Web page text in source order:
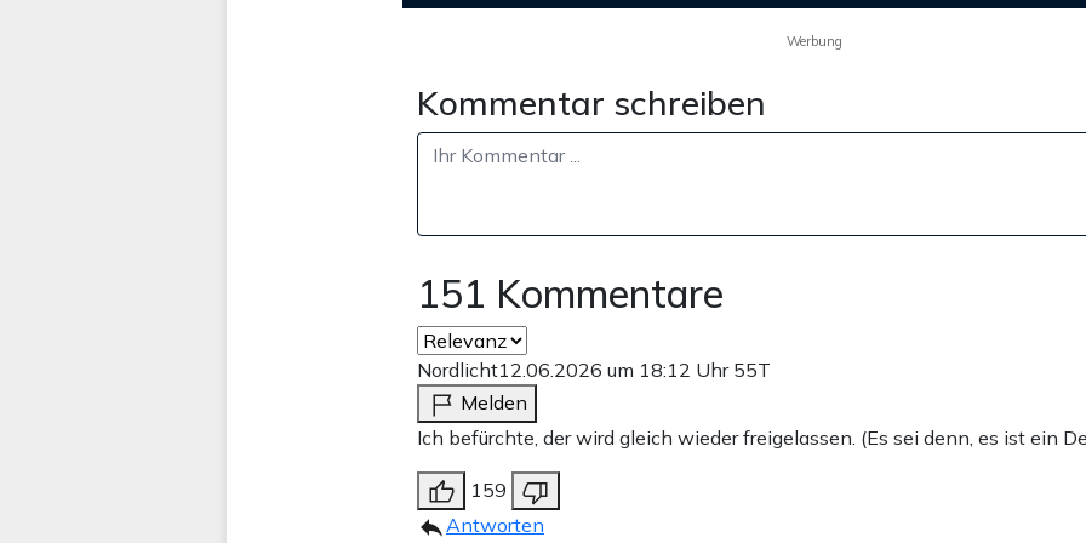
Werbung
Kommentar schreiben
151 Kommentare
Nordlicht12.06.2026 um 18:12 Uhr 55T
Melden
Ich befürchte, der wird gleich wieder freigelassen. (Es sei denn, es ist ein
159
Antworten